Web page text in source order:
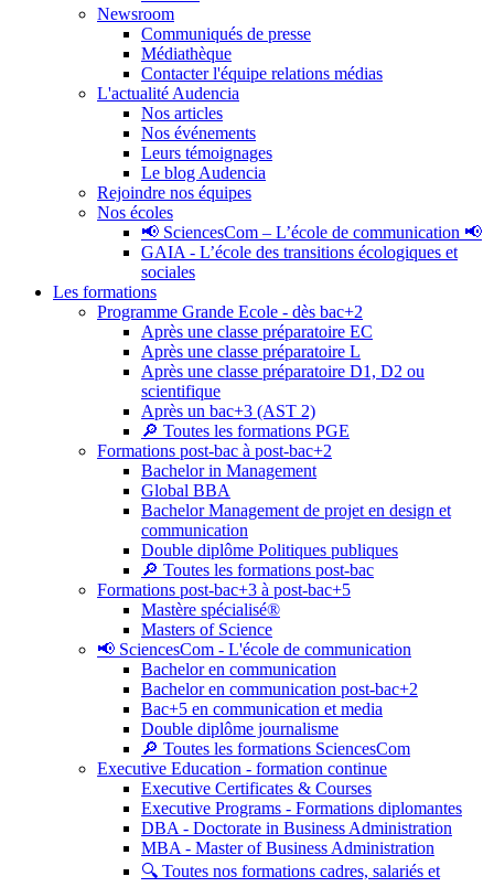
Newsroom
Communiqués de presse
Médiathèque
Contacter l'équipe relations médias
L'actualité Audencia
Nos articles
Nos événements
Leurs témoignages
Le blog Audencia
Rejoindre nos équipes
Nos écoles
📢 SciencesCom – L’école de communication 📢
GAIA - L’école des transitions écologiques et
sociales
Les formations
Programme Grande Ecole - dès bac+2
Après une classe préparatoire EC
Après une classe préparatoire L
Après une classe préparatoire D1, D2 ou
scientifique
Après un bac+3 (AST 2)
🔎 Toutes les formations PGE
Formations post-bac à post-bac+2
Bachelor in Management
Global BBA
Bachelor Management de projet en design et
communication
Double diplôme Politiques publiques
🔎 Toutes les formations post-bac
Formations post-bac+3 à post-bac+5
Mastère spécialisé®
Masters of Science
📢 SciencesCom - L'école de communication
Bachelor en communication
Bachelor en communication post-bac+2
Bac+5 en communication et media
Double diplôme journalisme
🔎 Toutes les formations SciencesCom
Executive Education - formation continue
Executive Certificates & Courses
Executive Programs - Formations diplomantes
DBA - Doctorate in Business Administration
MBA - Master of Business Administration
🔍 Toutes nos formations cadres, salariés et